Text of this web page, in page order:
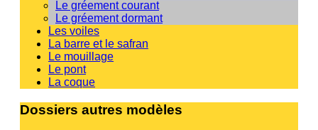
Le gréement courant
Le gréement dormant
Les voiles
La barre et le safran
Le mouillage
Le pont
La coque
Dossiers autres modèles